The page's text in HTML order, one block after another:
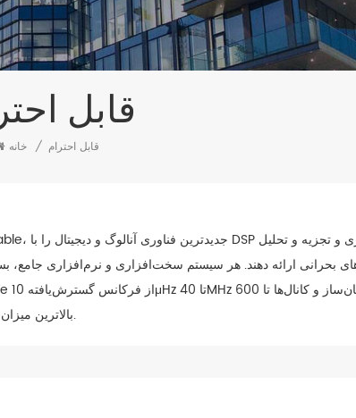
قابل
خانه / قابل احترام
بحرانی ارائه دهند. هر سیستم سخت‌افزاری و نرم‌افزاری جامع،
بالاترین میزان در صنعت آزمایش و اندازه‌گیری است.